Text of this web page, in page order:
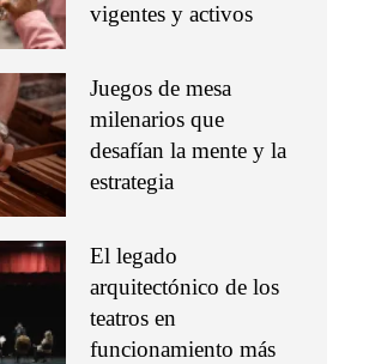
vigentes y activos
Juegos de mesa
milenarios que
desafían la mente y la
estrategia
El legado
arquitectónico de los
teatros en
funcionamiento más